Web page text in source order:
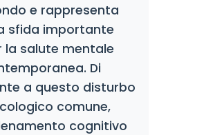
e rappresenta
sfida importante
la salute mentale
Di
a questo disturbo
comune,
cognitivo